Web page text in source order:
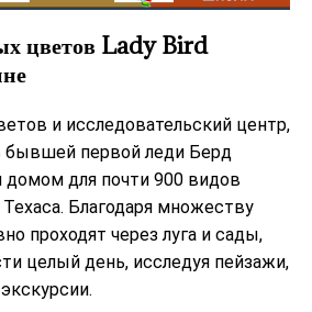
цветов Lady Bird
и исследовательский центр,
бывшей первой леди Берд
домом для почти 900 видов
Благодаря множеству
проходят через луга и сады,
целый день, исследуя пейзажи,